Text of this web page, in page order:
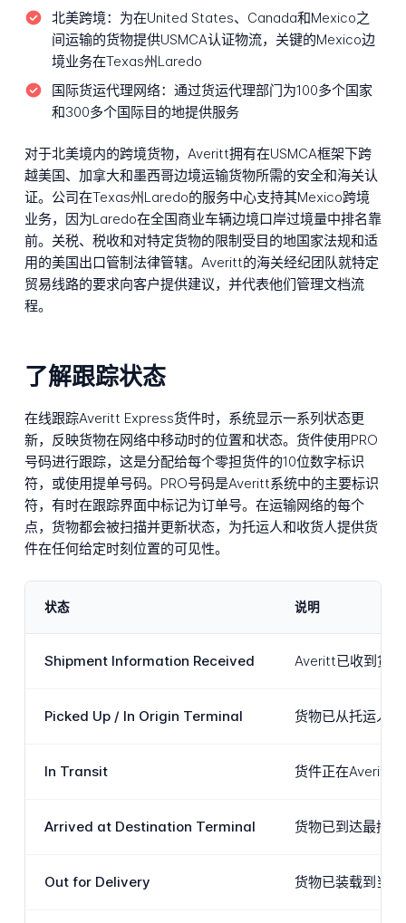
北美跨境： 为在United States、Canada和Mexico之
间运输的货物提供USMCA认证物流，关键的Mexico边
境业务在Texas州Laredo
国际货运代理网络： 通过货运代理部门为100多个国家
和300多个国际目的地提供服务
对于北美境内的跨境货物，Averitt拥有在USMCA框架下跨
越美国、加拿大和墨西哥边境运输货物所需的安全和海关认
证。公司在Texas州Laredo的服务中心支持其Mexico跨境
业务，因为Laredo在全国商业车辆边境口岸过境量中排名靠
前。关税、税收和对特定货物的限制受目的地国家法规和适
用的美国出口管制法律管辖。Averitt的海关经纪团队就特定
贸易线路的要求向客户提供建议，并代表他们管理文档流
程。
了解跟踪状态
在线跟踪Averitt Express货件时，系统显示一系列状态更
新，反映货物在网络中移动时的位置和状态。货件使用PRO
号码进行跟踪，这是分配给每个零担货件的10位数字标识
符，或使用提单号码。PRO号码是Averitt系统中的主要标识
符，有时在跟踪界面中标记为订单号。在运输网络的每个
点，货物都会被扫描并更新状态，为托运人和收货人提供货
件在任何给定时刻位置的可见性。
状态 说明
Shipment Information Received Averitt已收到货
Picked Up / In Origin Terminal 货物已从托运人
In Transit 货件正在Averitt
Arrived at Destination Terminal 货物已到达最接
Out for Delivery 货物已装载到当